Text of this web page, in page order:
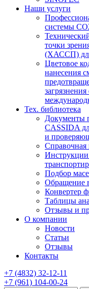
Наши услуги
системы
точки
(ХАССП)
Цветовое
нанесения
Тех. библиотека
Документы
CASSIDA
и
Инструкции
Подбор
Обращение
Конвертер
Таблицы
Отзывы и
О компании
Новости
Статьи
Отзывы
Контакты
+7 (4832) 32-12-11
+7 (961) 104-00-24